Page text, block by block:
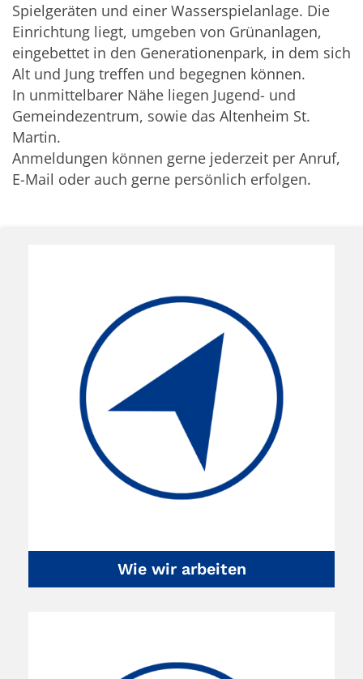
Spielgeräten und einer Wasserspielanlage. Die
Einrichtung liegt, umgeben von Grünanlagen,
eingebettet in den Generationenpark, in dem sich
Alt und Jung treffen und begegnen können.
In unmittelbarer Nähe liegen Jugend- und
Gemeindezentrum, sowie das Altenheim St.
Martin.
Anmeldungen können gerne jederzeit per Anruf,
E-Mail oder auch gerne persönlich erfolgen.
Wie wir arbeiten